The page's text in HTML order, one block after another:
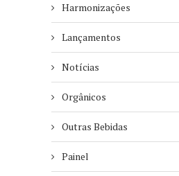
Harmonizações
Lançamentos
Notícias
Orgânicos
Outras Bebidas
Painel